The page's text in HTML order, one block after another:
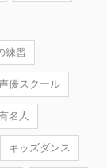
練習
優スクール
名人
キッズダンス